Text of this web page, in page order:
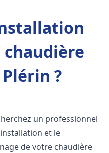
chaudière
?
un professionnel
et le
de votre chaudière